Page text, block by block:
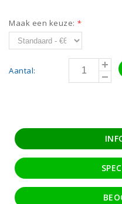
Maak een keuze: *
Aantal: